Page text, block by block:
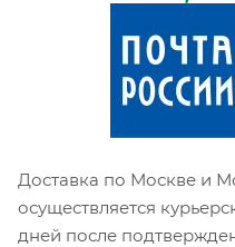
Доставка по Москве и
осуществляется
дней после